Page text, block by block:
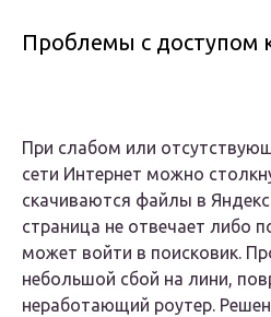
Проблемы с доступом
При слабом или
сети Интернет можно
скачиваются файлы в
страница не отвечает либо
может войти в поисковик.
небольшой сбой на лини,
неработающий роутер.